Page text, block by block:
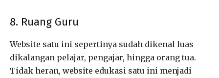
8. Ruang Guru
Website satu ini sepertinya sudah dikenal luas
dikalangan pelajar, pengajar, hingga orang tua.
Tidak heran, website edukasi satu ini menjadi